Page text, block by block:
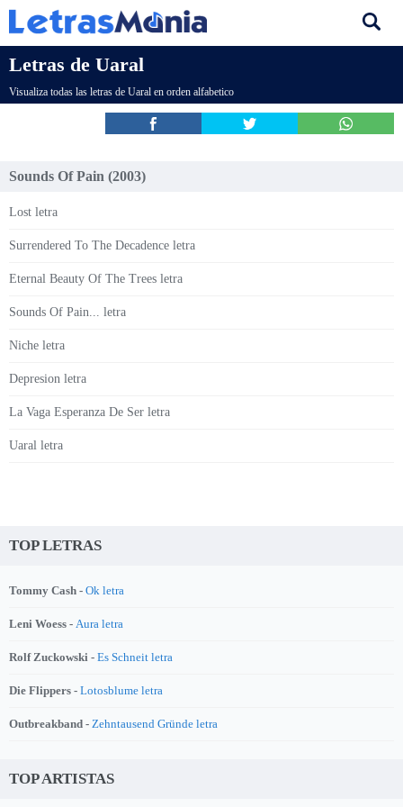
Letras de Uaral
Visualiza todas las letras de Uaral en orden alfabetico
Sounds Of Pain (2003)
Lost letra
Surrendered To The Decadence letra
Eternal Beauty Of The Trees letra
Sounds Of Pain... letra
Niche letra
Depresion letra
La Vaga Esperanza De Ser letra
Uaral letra
TOP LETRAS
Tommy Cash - Ok letra
Leni Woess - Aura letra
Rolf Zuckowski - Es Schneit letra
Die Flippers - Lotosblume letra
Outbreakband - Zehntausend Gründe letra
TOP ARTISTAS